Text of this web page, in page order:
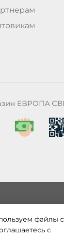
ЕВРОПА
и
europa-svet.ru
файлы
с